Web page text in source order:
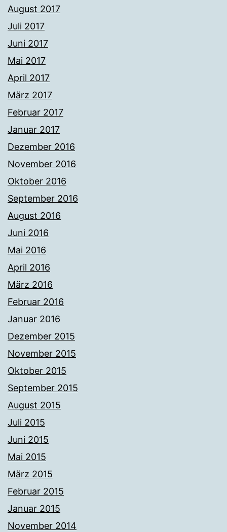
August 2017
Juli 2017
Juni 2017
Mai 2017
April 2017
März 2017
Februar 2017
Januar 2017
Dezember 2016
November 2016
Oktober 2016
September 2016
August 2016
Juni 2016
Mai 2016
April 2016
März 2016
Februar 2016
Januar 2016
Dezember 2015
November 2015
Oktober 2015
September 2015
August 2015
Juli 2015
Juni 2015
Mai 2015
März 2015
Februar 2015
Januar 2015
November 2014